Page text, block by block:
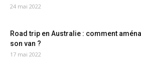
24 mai 2022
Road trip en Australie : comment
son van ?
17 mai 2022